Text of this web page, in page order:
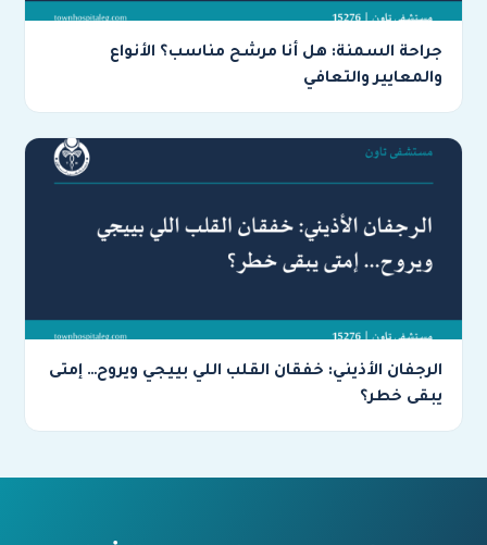
جراحة السمنة: هل أنا مرشح مناسب؟ الأنواع
والمعايير والتعافي
الرجفان الأذيني: خفقان القلب اللي بييجي ويروح… إمتى
يبقى خطر؟